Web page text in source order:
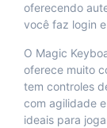
oferecendo
você faz login
O Magic
oferece muito
tem controles
com agilidade
ideais para